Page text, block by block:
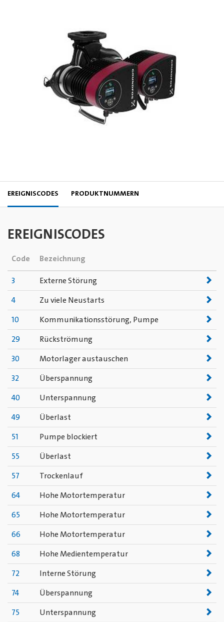
EREIGNISCODES PRODUKTNUMMERN
EREIGNISCODES
Code Bezeichnung
3 Externe Störung
4 Zu viele Neustarts
10 Kommunikationsstörung, Pumpe
29 Rückströmung
30 Motorlager austauschen
32 Überspannung
40 Unterspannung
49 Überlast
51 Pumpe blockiert
55 Überlast
57 Trockenlauf
64 Hohe Motortemperatur
65 Hohe Motortemperatur
66 Hohe Motortemperatur
68 Hohe Medientemperatur
72 Interne Störung
74 Überspannung
75 Unterspannung